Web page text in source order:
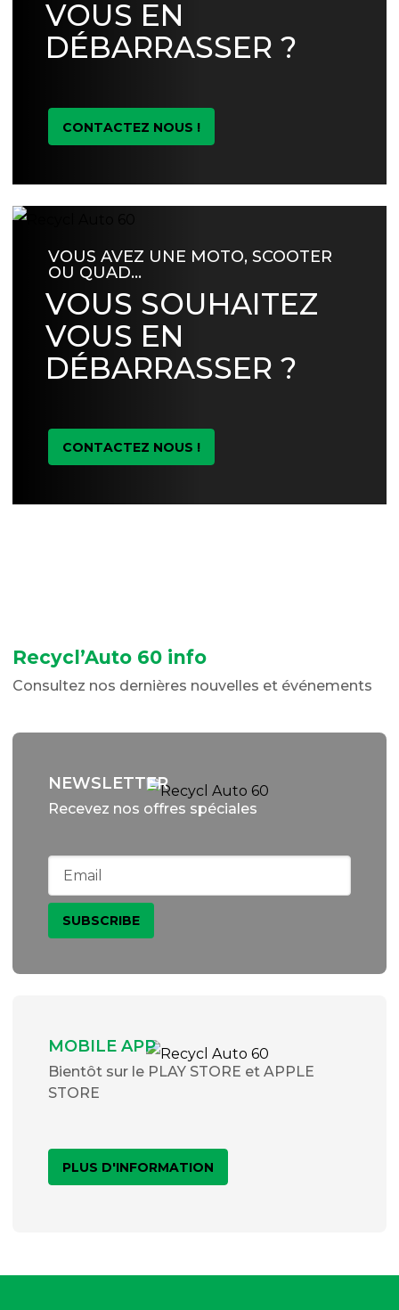
VOUS EN
DÉBARRASSER ?
CONTACTEZ NOUS !
VOUS AVEZ UNE MOTO, SCOOTER
OU QUAD…
VOUS SOUHAITEZ
VOUS EN
DÉBARRASSER ?
CONTACTEZ NOUS !
Recycl’Auto 60 info
Consultez nos dernières nouvelles et événements
NEWSLETTER
Recevez nos offres spéciales
MOBILE APP
Bientôt sur le PLAY STORE et APPLE
STORE
PLUS D'INFORMATION